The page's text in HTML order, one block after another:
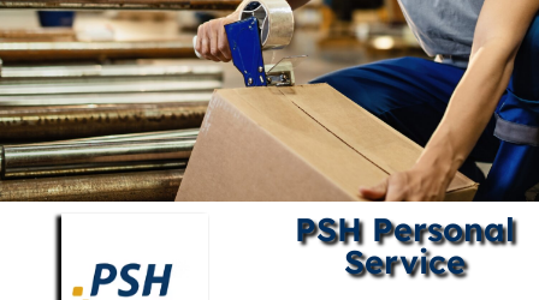
PSH Personal
Service